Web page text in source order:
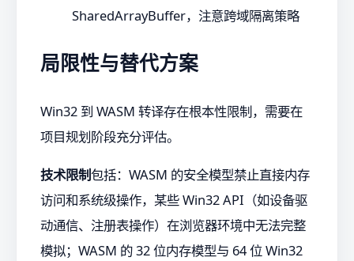
SharedArrayBuffer，注意跨域隔离策略
局限性与替代方案
Win32 到 WASM 转译存在根本性限制，需要在
项目规划阶段充分评估。
技术限制包括：WASM 的安全模型禁止直接内存
访问和系统级操作，某些 Win32 API（如设备驱
动通信、注册表操作）在浏览器环境中无法完整
模拟；WASM 的 32 位内存模型与 64 位 Win32